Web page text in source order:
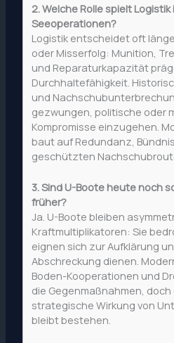
2. Welche Rolle spielt
Seeoperationen?
Logistik entscheidet oft
oder Misserfolg: Munition,
und Reparaturkapazität
Durchhaltefähigkeit.
und
gezwungen, politische oder
Kompromisse einzugehen.
baut auf Redundanz,
geschützten
3. Sind U-Boote heute noch
früher?
Ja. U-Boote bleiben
Kraftmultiplikatoren: Sie
eignen sich zur Aufklärung
Abschreckung dienen.
Boden-Kooperationen und
die Gegenmaßnahmen,
strategische Wirkung von
bleibt bestehen.